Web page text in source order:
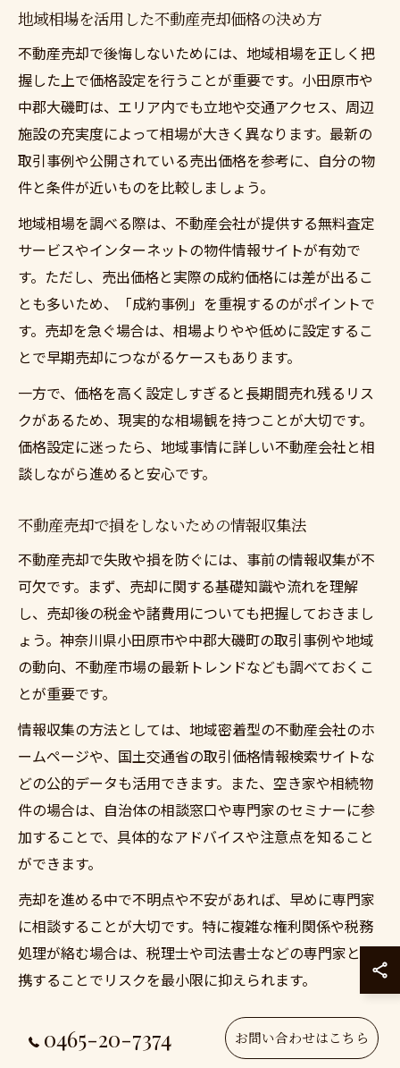
地域相場を活用した不動産売却価格の決め方
不動産売却で後悔しないためには、地域相場を正しく把
握した上で価格設定を行うことが重要です。小田原市や
中郡大磯町は、エリア内でも立地や交通アクセス、周辺
施設の充実度によって相場が大きく異なります。最新の
取引事例や公開されている売出価格を参考に、自分の物
件と条件が近いものを比較しましょう。
地域相場を調べる際は、不動産会社が提供する無料査定
サービスやインターネットの物件情報サイトが有効で
す。ただし、売出価格と実際の成約価格には差が出るこ
とも多いため、「成約事例」を重視するのがポイントで
す。売却を急ぐ場合は、相場よりやや低めに設定するこ
とで早期売却につながるケースもあります。
一方で、価格を高く設定しすぎると長期間売れ残るリス
クがあるため、現実的な相場観を持つことが大切です。
価格設定に迷ったら、地域事情に詳しい不動産会社と相
談しながら進めると安心です。
不動産売却で損をしないための情報収集法
不動産売却で失敗や損を防ぐには、事前の情報収集が不
可欠です。まず、売却に関する基礎知識や流れを理解
し、売却後の税金や諸費用についても把握しておきまし
ょう。神奈川県小田原市や中郡大磯町の取引事例や地域
の動向、不動産市場の最新トレンドなども調べておくこ
とが重要です。
情報収集の方法としては、地域密着型の不動産会社のホ
ームページや、国土交通省の取引価格情報検索サイトな
どの公的データも活用できます。また、空き家や相続物
件の場合は、自治体の相談窓口や専門家のセミナーに参
加することで、具体的なアドバイスや注意点を知ること
ができます。
売却を進める中で不明点や不安があれば、早めに専門家
に相談することが大切です。特に複雑な権利関係や税務
処理が絡む場合は、税理士や司法書士などの専門家と連
携することでリスクを最小限に抑えられます。
不動産会社選びが売却価格に与える影響
0465-20-7374 お問い合わせはこちら